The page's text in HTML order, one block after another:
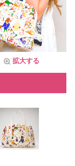
拡大する